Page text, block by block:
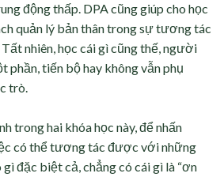
động thấp. DPA cũng giúp cho học
quản lý bản thân trong sự tương tác
Tất nhiên, học cái gì cũng thế, người
phần, tiến bộ hay không vẫn phụ
trò.
trong hai khóa học này, để nhấn
có thể tương tác được với những
gì đặc biệt cả, chẳng có cái gì là “ơn